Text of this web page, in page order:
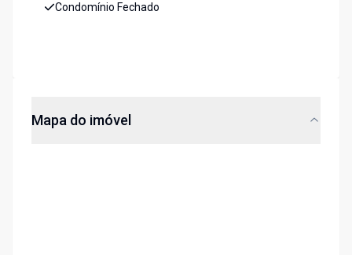
Condomínio Fechado
Mapa do imóvel